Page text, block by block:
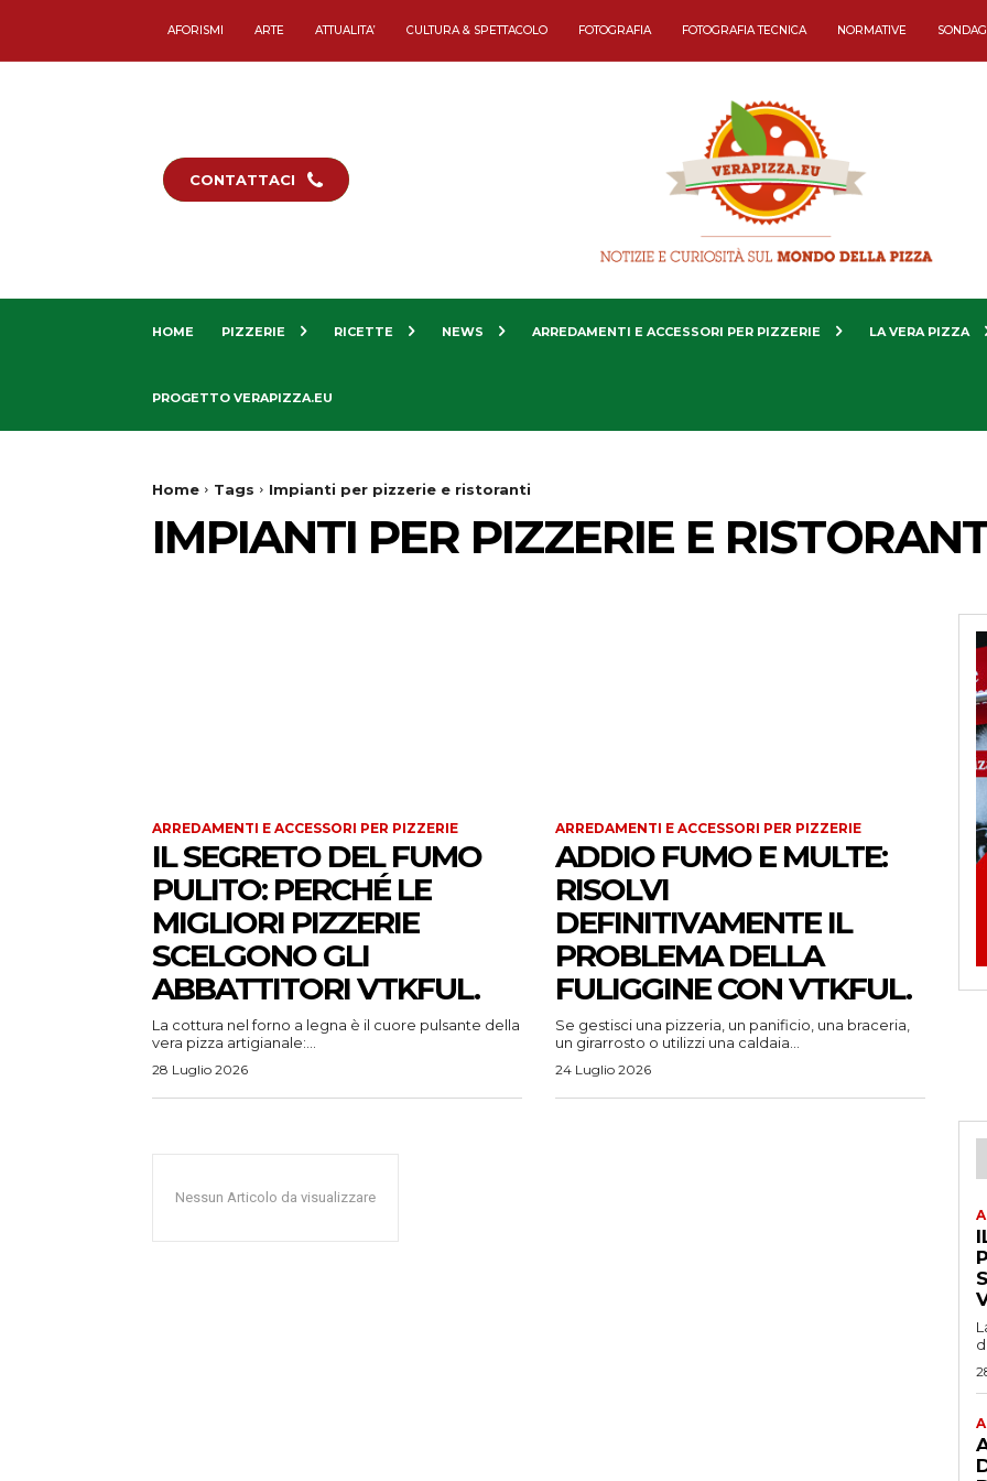
AFORISMI ARTE ATTUALITA’ CULTURA & SPETTACOLO FOTOGRAFIA FOTOGRAFIA TECNICA NORMATIVE
CONTATTACI
HOME PIZZERIE RICETTE NEWS ARREDAMENTI E ACCESSORI PER PIZZERIE LA VERA PIZZA
PROGETTO VERAPIZZA.EU
Home Tags Impianti per pizzerie e ristoranti
IMPIANTI PER PIZZERIE E
ARREDAMENTI E ACCESSORI PER PIZZERIE
IL SEGRETO DEL FUMO
PULITO: PERCHÉ LE
MIGLIORI PIZZERIE
SCELGONO GLI
ABBATTITORI VTKFUL.
La cottura nel forno a legna è il cuore pulsante della
vera pizza artigianale:...
28 Luglio 2026
ARREDAMENTI E ACCESSORI PER PIZZERIE
ADDIO FUMO E MULTE:
RISOLVI
DEFINITIVAMENTE IL
PROBLEMA DELLA
FULIGGINE CON VTKFUL.
Se gestisci una pizzeria, un panificio, una braceria,
un girarrosto o utilizzi una caldaia...
24 Luglio 2026
Nessun Articolo da visualizzare